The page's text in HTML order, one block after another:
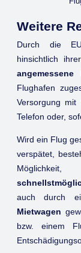
Weitere
Durch die
hinsichtlich
Flughafen
Versorgung
Telefon oder,
Wird ein Flug
verspätet,
auch durch
Mietwagen
bzw. einem